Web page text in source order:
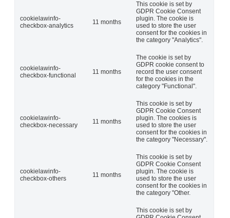
cookielawinfo-
checkbox-analytics
11 months
This cookie is set by
GDPR Cookie Consent
plugin. The cookie is
used to store the user
consent for the cookies in
the category "Analytics".
cookielawinfo-
checkbox-functional
11 months
The cookie is set by
GDPR cookie consent to
record the user consent
for the cookies in the
category "Functional".
cookielawinfo-
checkbox-necessary
11 months
This cookie is set by
GDPR Cookie Consent
plugin. The cookies is
used to store the user
consent for the cookies in
the category "Necessary".
cookielawinfo-
checkbox-others
11 months
This cookie is set by
GDPR Cookie Consent
plugin. The cookie is
used to store the user
consent for the cookies in
the category "Other.
This cookie is set by